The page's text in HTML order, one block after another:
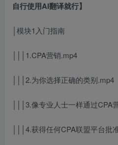
自行使用AI翻译就行】
│模块1入门指南
│││1.CPA营销.mp4
│││2.为你选择正确的类别.mp4
│││3.像专业人士一样通过CPA
│││4.获得任何CPA联盟平台批